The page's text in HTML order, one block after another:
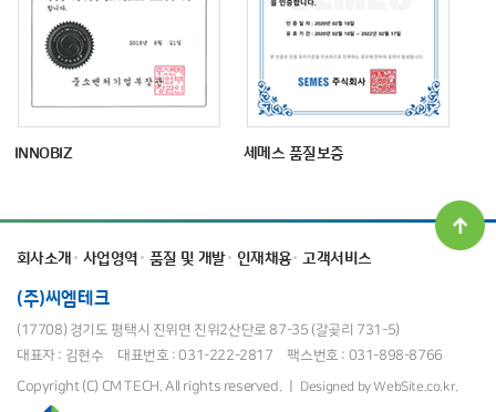
INNOBIZ 세메스 품질보증
회사소개 사업영역 품질 및 개발 인재채용 고객서비스
(주)씨엠테크
(17708) 경기도 평택시 진위면 진위2산단로 87-35 (갈곶리 731-5)
대표자 : 김현수
대표번호 : 031-222-2817
팩스번호 : 031-898-8766
Copyright (C) CM TECH. All rights reserved. ㅣ Designed by WebSite.co.kr.